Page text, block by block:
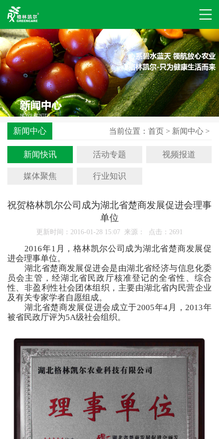
新闻中心 当前位置：首页 > 新闻中心 >
新闻快讯 活动专题 视频报道
媒体聚焦 行业知识
祝贺格林凯尔公司成为湖北省楚商发展促进会理事
单位
更新时间：2016-01-28 15:07 来源： 点击： 2691
2016年1月，格林凯尔公司成为湖北省楚商发展促
进会理事单位。
湖北省楚商发展促进会是由湖北省经济与信息化委
员会主管，经湖北省民政厅核准登记的全省性、综合
性、非盈利性社会团体组织，主要由湖北省内民营企业
及有关专家学者自愿组成。
湖北省楚商发展促进会成立于2005年4月，2013年
被省民政厅评为5A级社会组织。